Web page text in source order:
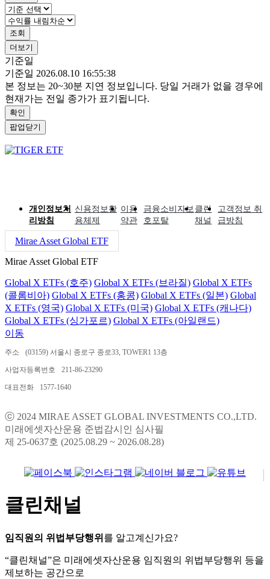
조회
더보기
기준일
기준일 2026.08.10 16:55:38
본 정보는 20~30분 지연 정보입니다. 당일 거래가 없을 경우에
현재가는 전일 종가가 표기됩니다.
확인
팝업닫기
개인정보처
리방침
신용정보활
용체제
이용
약관
금융소비자보
호포탈
클린
채널
고객정보 취
급방침
Mirae Asset Global ETF
Mirae Asset Global ETF
Global X ETFs (호주) Global X ETFs (브라질) Global X ETFs
(콜롬비아) Global X ETFs (홍콩) Global X ETFs (일본) Global
X ETFs (영국) Global X ETFs (미국) Global X ETFs (캐나다)
Global X ETFs (싱가포르) Global X ETFs (아일랜드)
이동
주소 (03159) 서울시 종로구 종로33, TOWER1 13층
사업자등록번호 211-86-23290
대표전화 1577-1640
ⓒ 2024 MIRAE ASSET GLOBAL INVESTMENTS CO.,LTD.
미래에셋자산운용 준법감시인 심사필
제 25-0637호 (2025.08.29 ~ 2026.08.28)
클린채널
임직원의 위법부당행위 를 알고계신가요?
“클린채널”은 미래에셋자산운용 임직원의 위법부당행위 등을
제보하는 공간으로